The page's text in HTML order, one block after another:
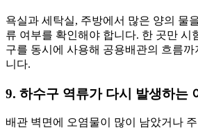
욕실과 세탁실, 주방에서 많은 양의 물
류 여부를 확인해야 합니다. 한 곳만 시
구를 동시에 사용해 공용배관의 흐름
니다.
9. 하수구 역류가 다시 발생하는
배관 벽면에 오염물이 많이 남았거나